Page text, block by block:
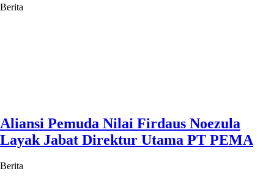
Berita
Aliansi Pemuda Nilai Firdaus Noezula
Layak Jabat Direktur Utama PT PEMA
Berita